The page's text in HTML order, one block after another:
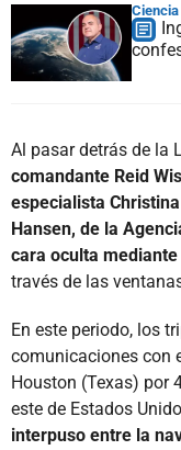
Ciencia
Al pasar detrás de la
comandante Reid
especialista
Hansen, de la
cara oculta
través de las
En este periodo, los
comunicaciones con
Houston (Texas) por
este de Estados
interpuso entre la